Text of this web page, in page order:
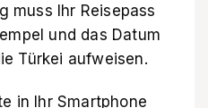
muss Ihr Reisepass
und das Datum
Türkei aufweisen.
in Ihr Smartphone